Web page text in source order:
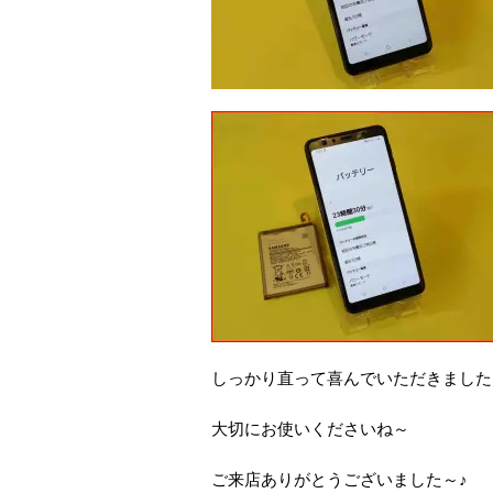
しっかり直って喜んでいただきまし
大切にお使いくださいね～
ご来店ありがとうございました～♪